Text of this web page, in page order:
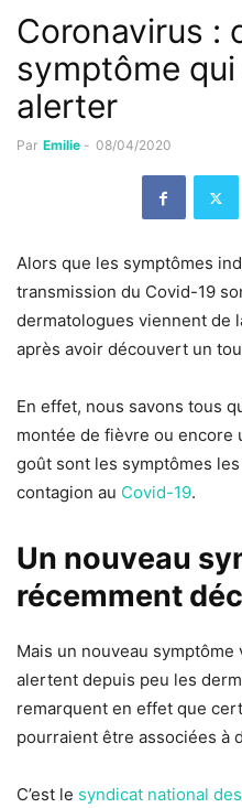
Coronavirus :
symptôme
alerter
Par Emilie - 08/04/2020
Alors que les symptômes
transmission du Covid-19
dermatologues viennent de
après avoir découvert un
En effet, nous savons tous
montée de fièvre ou encore
goût sont les symptômes
contagion au Covid-19.
Un nouveau
récemment
Mais un nouveau
alertent depuis peu les
remarquent en effet que
pourraient être associées à
C’est le syndicat national